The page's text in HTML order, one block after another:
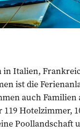
Italien,
ist die
auch Familien
Hotelzimmer,
Poollandschaft